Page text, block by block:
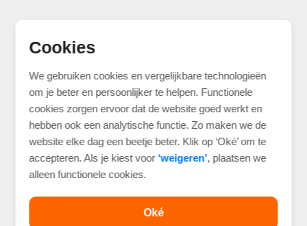
Cookies
We gebruiken cookies en vergelijkbare technologieën
om je beter en persoonlijker te helpen. Functionele
cookies zorgen ervoor dat de website goed werkt en
hebben ook een analytische functie. Zo maken we de
website elke dag een beetje beter. Klik op ‘Oké’ om te
accepteren. Als je kiest voor ‘weigeren’, plaatsen we
alleen functionele cookies.
Oké